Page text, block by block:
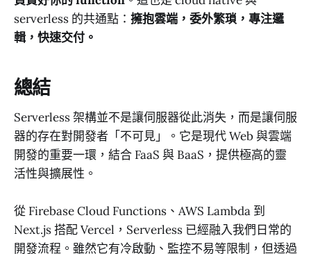
serverless 的共通點： 擁抱雲端，委外繁瑣，專注邏
輯，快速交付。
總結
Serverless 架構並不是讓伺服器從此消失，而是讓伺服
器的存在對開發者「不可見」。它是現代 Web 與雲端
開發的重要一環，結合 FaaS 與 BaaS，提供極高的靈
活性與擴展性。
從 Firebase Cloud Functions、AWS Lambda 到
Next.js 搭配 Vercel，Serverless 已經融入我們日常的
開發流程。雖然它有冷啟動、監控不易等限制，但透過